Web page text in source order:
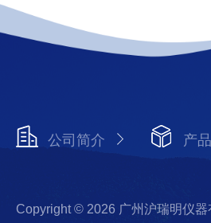
公司简介 产
Copyright © 2026 广州沪瑞明仪